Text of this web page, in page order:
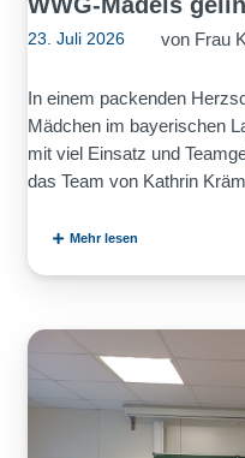
23. Juli 2026 von Frau
In einem packenden
Mädchen im bayerischen
mit viel Einsatz und
das Team von Kathrin
Mehr lesen